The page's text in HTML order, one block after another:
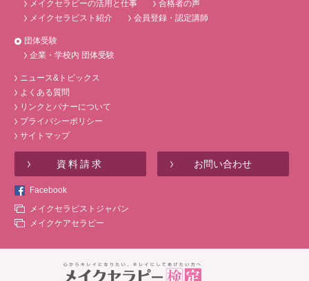
メイクセラピーの活用と仕事
合格者の声
メイクセラピスト紹介
会員登録・認定講師
団体受験
企業・学校内 団体受験
ニュース&トピックス
よくある質問
リンクとバナーについて
プライバシーポリシー
サイトマップ
資料請求 お問い合わせ
Facebook
メイクセラピストジャパン
メイクケアセラピー